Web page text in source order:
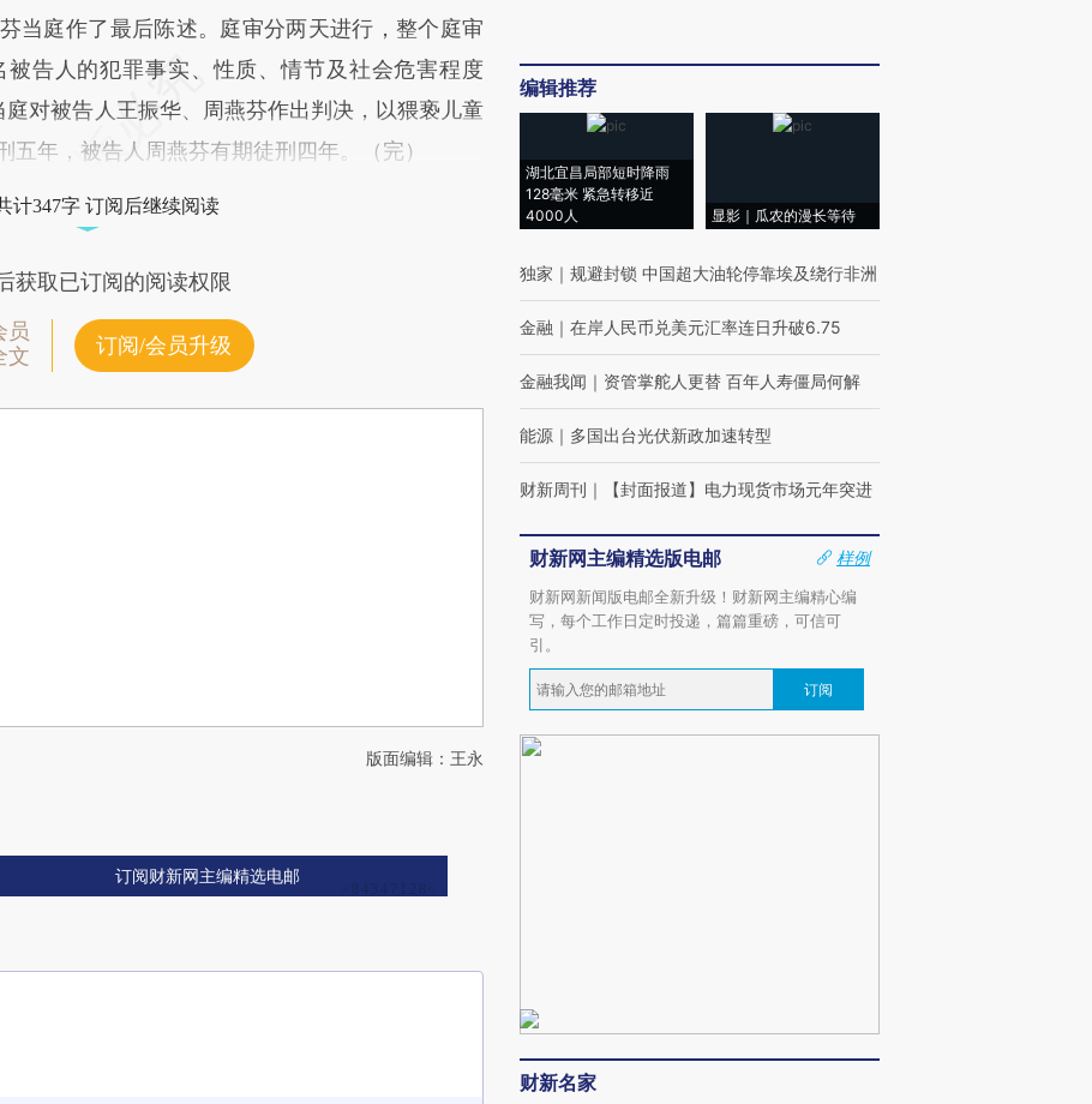
当庭作了最后陈述。庭审分两天进行，整个庭审
告人的犯罪事实、性质、情节及社会危害程度
对被告人王振华、周燕芬作出判决，以猥亵儿童
年，被告人周燕芬有期徒刑四年。（完）
计347字 订阅后继续阅读
获取已订阅的阅读权限
员
文
订阅/会员升级
版面编辑：王永
订阅财新网主编精选电邮
编辑推荐
湖北宜昌局部短时降雨
128毫米 紧急转移近
4000人
显影｜瓜农的漫长等待
独家 ｜ 规避封锁 中国超大油轮停靠埃及绕行非洲
金融 ｜ 在岸人民币兑美元汇率连日升破6.75
金融我闻 ｜ 资管掌舵人更替 百年人寿僵局何解
能源 ｜ 多国出台光伏新政加速转型
财新周刊 ｜ 【封面报道】电力现货市场元年突进
财新网主编精选版电邮
样例
财新网新闻版电邮全新升级！财新网主编精心编
写，每个工作日定时投递，篇篇重磅，可信可
引。
订阅
财新名家